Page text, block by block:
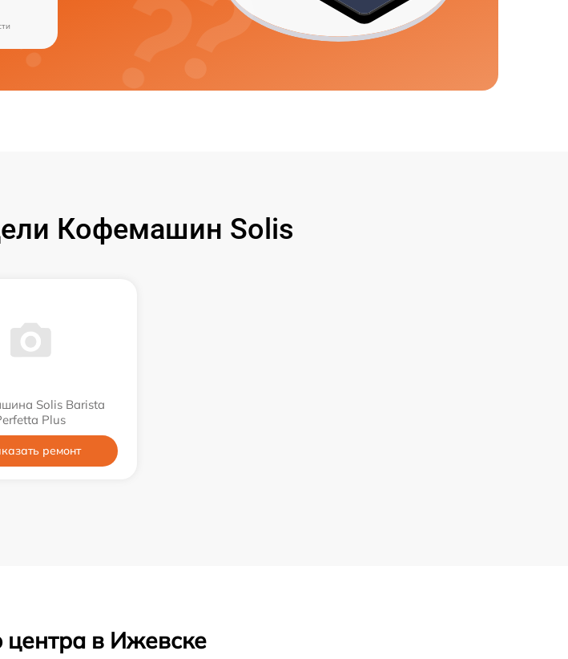
Кофемашин Solis
Solis Barista
Plus
ремонт
центра в Ижевске